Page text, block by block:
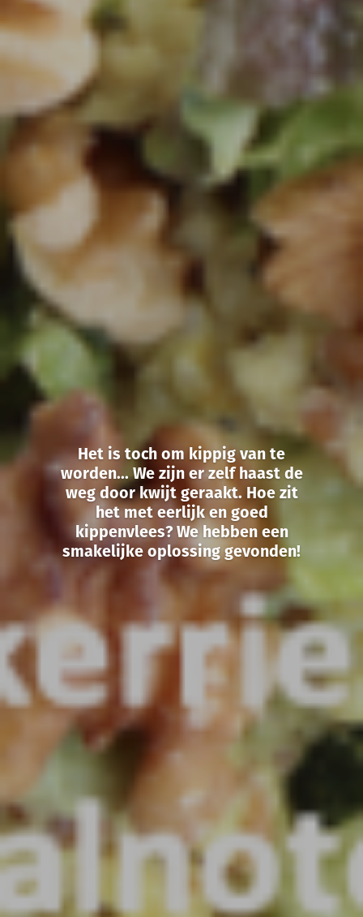
Het is toch om kippig van te
worden... We zijn er zelf haast de
weg door kwijt geraakt. Hoe zit
het met eerlijk en goed
kippenvlees? We hebben een
smakelijke oplossing gevonden!